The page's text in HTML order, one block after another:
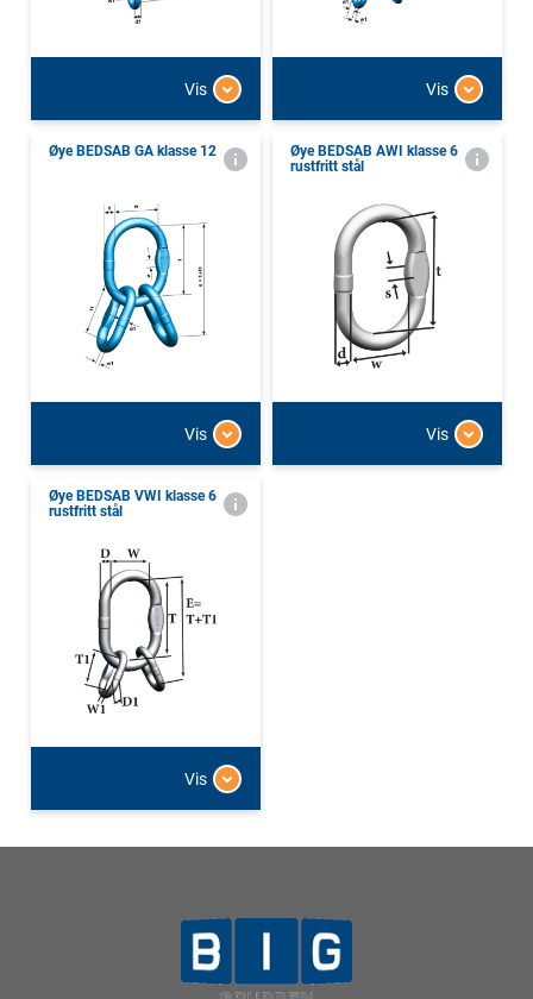
Vis Vis
Øye BEDSAB GA klasse 12
Vis
Øye BEDSAB AWI klasse 6
rustfritt stål
Vis
Øye BEDSAB VWI klasse 6
rustfritt stål
Vis